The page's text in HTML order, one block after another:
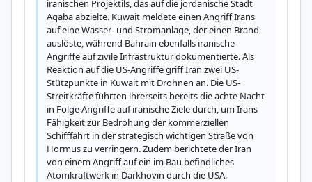
iranischen Projektils, das auf die jordanische Stadt
Aqaba abzielte. Kuwait meldete einen Angriff Irans
auf eine Wasser- und Stromanlage, der einen Brand
auslöste, während Bahrain ebenfalls iranische
Angriffe auf zivile Infrastruktur dokumentierte. Als
Reaktion auf die US-Angriffe griff Iran zwei US-
Stützpunkte in Kuwait mit Drohnen an. Die US-
Streitkräfte führten ihrerseits bereits die achte Nacht
in Folge Angriffe auf iranische Ziele durch, um Irans
Fähigkeit zur Bedrohung der kommerziellen
Schifffahrt in der strategisch wichtigen Straße von
Hormus zu verringern. Zudem berichtete der Iran
von einem Angriff auf ein im Bau befindliches
Atomkraftwerk in Darkhovin durch die USA.